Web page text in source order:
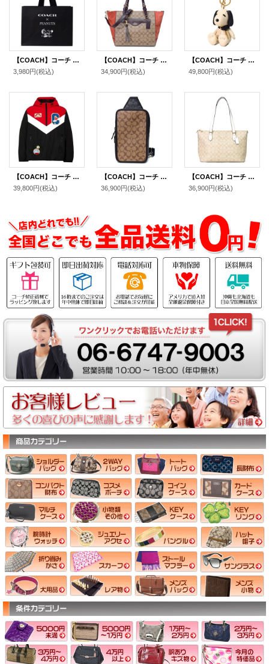
【COACH】コーチ スヌーピー ショップバッグ ピーナッツ コラボ 純正紙袋 ブラックマルチ（送料無料）
3,980円(税込)
【COACH】コーチ コーティングキャンバス レザー スエード シグネチャー クレオ サッチェル 2way クロスボディ ショルダー トートバッグ カーキマルチ〔日本未発売〕
34,900円(税込)
【COACH】コーチ スヌーピー キーホルダー ピーナッツ コラボ レザー バッグチャーム キーリング マルチ（日本未発売）
49,800円(税込)
【COACH】コーチ ポリエステル ピーナッツ コラボ スヌーピー パッチ ワッペン パッカブル アウター ウインドブレーカー Ｓ（日本サイズM相当） ブラック（日本未発売）
39,800円(税込)
【COACH】コーチ メンズ コーティングキャンバス レザー シグネチャー サリバン パック ワンショルダー バックパック ボディバッグ カーキ×チャコール〔日本未発売〕
36,900円(税込)
【COACH】コーチ コーティングキャンバス レザー シグネチャー ギャラリー ジップ トートバッグ ライトカーキ×チャーク〔日本未発売〕
36,900円(税込)